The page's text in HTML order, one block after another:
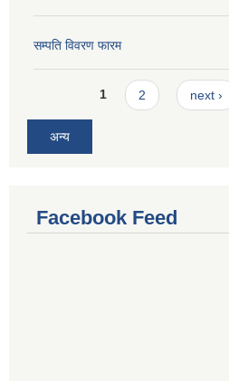
सम्पति विवरण फारम
Pages1 2 next ›
अन्य
Facebook Feed